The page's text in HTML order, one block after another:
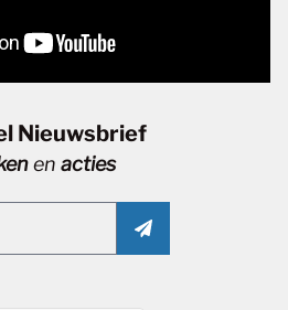
Nieuwsbrief
en acties